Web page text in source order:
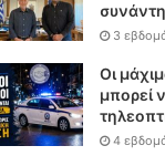
τον
3
Οι
μπορεί
4